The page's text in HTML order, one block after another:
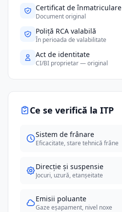
Certificat de înmatriculare
Document original
Poliță RCA valabilă
În perioada de valabilitate
Act de identitate
CI/BI proprietar — original
Ce se verifică la ITP
Sistem de frânare
Eficacitate, stare tehnică frâne
Direcție și suspensie
Jocuri, uzură, etanșeitate
Emisii poluante
Gaze eșapament, nivel noxe